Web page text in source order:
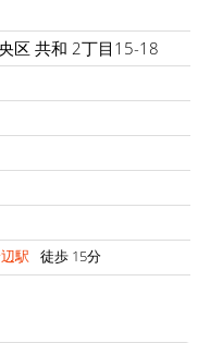
区 共和 2丁目15-18
駅 徒歩 15分